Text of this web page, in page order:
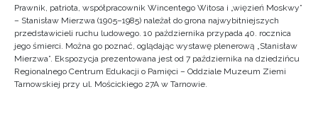
Prawnik, patriota, współpracownik Wincentego Witosa i „więzień Moskwy”
– Stanisław Mierzwa (1905–1985) należał do grona najwybitniejszych
przedstawicieli ruchu ludowego. 10 października przypada 40. rocznica
jego śmierci. Można go poznać, oglądając wystawę plenerową „Stanisław
Mierzwa”. Ekspozycja prezentowana jest od 7 października na dziedzińcu
Regionalnego Centrum Edukacji o Pamięci – Oddziale Muzeum Ziemi
Tarnowskiej przy ul. Mościckiego 27A w Tarnowie.